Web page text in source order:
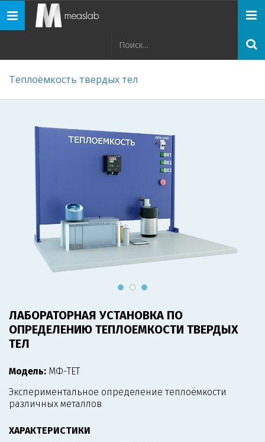
Панель
навигации
Теплоёмкость твердых тел
ЛАБОРАТОРНАЯ УСТАНОВКА ПО
ОПРЕДЕЛЕНИЮ ТЕПЛОЕМКОСТИ ТВЕРДЫХ
ТЕЛ
Модель: МФ-ТЕТ
Экспериментальное определение теплоёмкости
различных металлов
ХАРАКТЕРИСТИКИ